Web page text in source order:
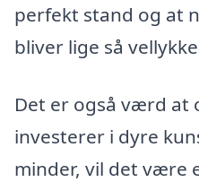
perfekt stand og at
bliver lige så
Det er også værd at
investerer i dyre
minder, vil det være